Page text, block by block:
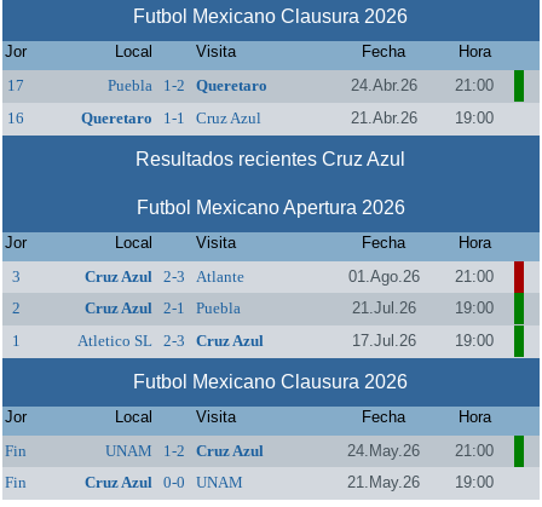
Futbol Mexicano Clausura 2026
Jor Local Visita Fecha
Hora
17
Puebla 1-2 Queretaro 24.Abr.26
21:00
16
Queretaro 1-1 Cruz Azul 21.Abr.26 19:00
Resultados recientes Cruz Azul
Futbol Mexicano Apertura 2026
Jor Local Visita Fecha
Hora
3
Cruz Azul 2-3 Atlante 01.Ago.26
21:00
2
Cruz Azul 2-1 Puebla 21.Jul.26
19:00
1
Atletico SL 2-3 Cruz Azul 17.Jul.26 19:00
Futbol Mexicano Clausura 2026
Jor Local Visita Fecha
Hora
Fin
UNAM 1-2 Cruz Azul 24.May.26
21:00
Fin
Cruz Azul 0-0 UNAM 21.May.26 19:00